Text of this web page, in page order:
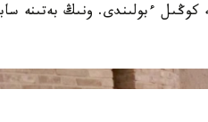
ءبولىندى. ونىڭ بەتىنە